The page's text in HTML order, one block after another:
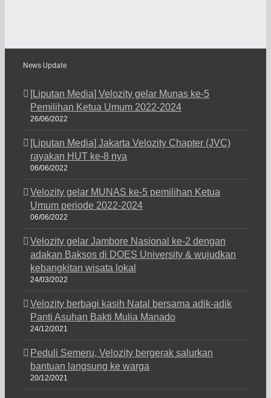
News Update
[Liputan Media] Velozity gelar Munas ke-5
Pemilihan Ketua Umum 2022-2024
26/06/2022
[Liputan Media] Jakarta Velozity Chapter (JVC)
rayakan HUT ke-8 nya
06/06/2022
Velozity gelar MUNAS ke-5 pemilihan Ketua
Umum periode 2022-2024
06/06/2022
Velozity gelar Jambore Nasional ke-2 dengan
adakan Baksos di DOES University & wujudkan
kebangkitan wisata lokal
24/03/2022
Velozity berbagi kasih Natal bersama adik-adik
Panti Asuhan Bakti Mulia Manado
24/12/2021
Peduli Semeru, Velozity bergerak salurkan
bantuan langsung ke warga
20/12/2021